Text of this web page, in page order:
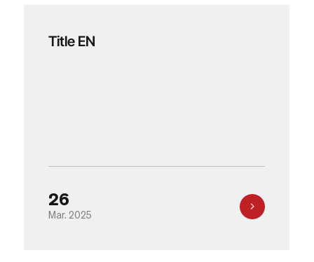
Title EN
26
Mar. 2025